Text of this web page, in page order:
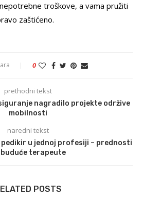
troškove, a vama pružiti
zaštićeno.
0
prethodni tekst
nagradilo projekte održive
mobilnosti
naredni tekst
pedikir u jednoj profesiji – prednosti
buduće terapeute
POSTS